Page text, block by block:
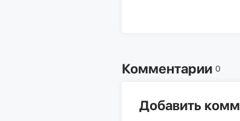
Комментарии 0
Добавить